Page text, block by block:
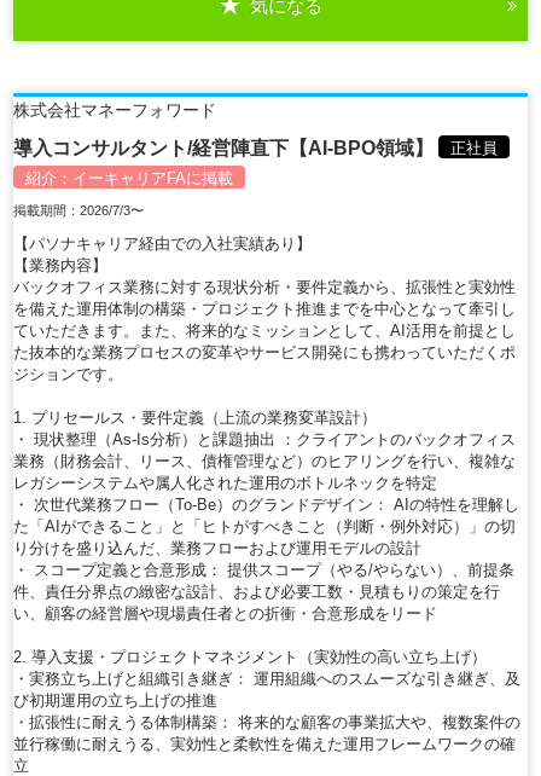
気になる
株式会社マネーフォワード
導入コンサルタント/経営陣直下【AI-BPO領域】
正社員
紹介： イーキャリアFAに掲載
掲載期間：2026/7/3〜
【パソナキャリア経由での入社実績あり】
【業務内容】
バックオフィス業務に対する現状分析・要件定義から、拡張性と実効性
を備えた運用体制の構築・プロジェクト推進までを中心となって牽引し
ていただきます。また、将来的なミッションとして、AI活用を前提とし
た抜本的な業務プロセスの変革やサービス開発にも携わっていただくポ
ジションです。
1. プリセールス・要件定義（上流の業務変革設計）
・ 現状整理（As-Is分析）と課題抽出 ：クライアントのバックオフィス
業務（財務会計、リース、債権管理など）のヒアリングを行い、複雑な
レガシーシステムや属人化された運用のボトルネックを特定
・ 次世代業務フロー（To-Be）のグランドデザイン： AIの特性を理解し
た「AIができること」と「ヒトがすべきこと（判断・例外対応）」の切
り分けを盛り込んだ、業務フローおよび運用モデルの設計
・ スコープ定義と合意形成： 提供スコープ（やる/やらない）、前提条
件、責任分界点の緻密な設計、および必要工数・見積もりの策定を行
い、顧客の経営層や現場責任者との折衝・合意形成をリード
2. 導入支援・プロジェクトマネジメント（実効性の高い立ち上げ）
・実務立ち上げと組織引き継ぎ： 運用組織へのスムーズな引き継ぎ、及
び初期運用の立ち上げの推進
・拡張性に耐えうる体制構築： 将来的な顧客の事業拡大や、複数案件の
並行稼働に耐えうる、実効性と柔軟性を備えた運用フレームワークの確
立